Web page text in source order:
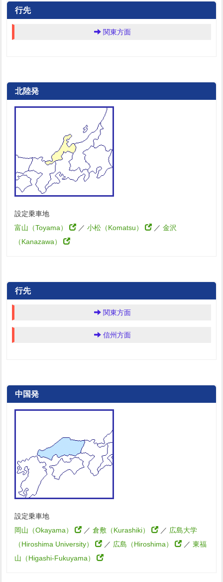
行先
関東方面
北陸発
設定乗車地
富山（Toyama）
／ 小松（Komatsu） ／ 金沢
（Kanazawa）
行先
関東方面
信州方面
中国発
設定乗車地
岡山（Okayama）
／ 倉敷（Kurashiki） ／ 広島大学
（Hiroshima University）
／ 広島（Hiroshima） ／ 東福
山（Higashi-Fukuyama）